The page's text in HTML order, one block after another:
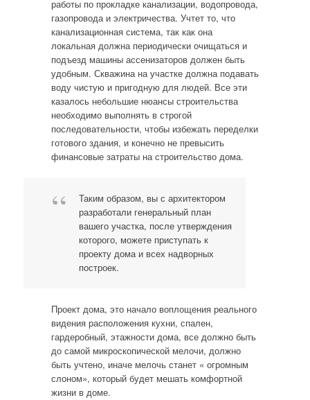
работы по прокладке канализации, водопровода,
газопровода и электричества. Учтет то, что
канализационная система, так как она
локальная должна периодически очищаться и
подъезд машины ассенизаторов должен быть
удобным. Скважина на участке должна подавать
воду чистую и пригодную для людей. Все эти
казалось небольшие нюансы строительства
необходимо выполнять в строгой
последовательности, чтобы избежать переделки
готового здания, и конечно не превысить
финансовые затраты на строительство дома.
Таким образом, вы с архитектором
разработали генеральный план
вашего участка, после утверждения
которого, можете приступать к
проекту дома и всех надворных
построек.
Проект дома, это начало воплощения реального
видения расположения кухни, спален,
гардеробный, этажности дома, все должно быть
до самой микроскопической мелочи, должно
быть учтено, иначе мелочь станет « огромным
слоном», который будет мешать комфортной
жизни в доме.